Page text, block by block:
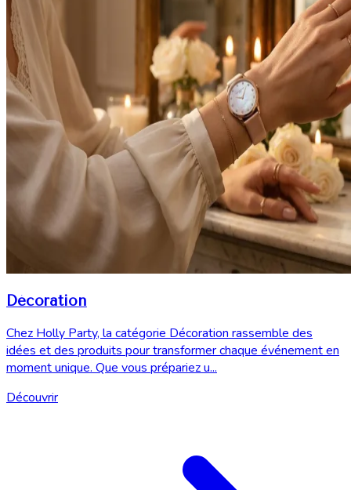
Décoration
Chez Holly Party, la catégorie Décoration rassemble des
idées et des produits pour transformer chaque événement en
moment unique. Que vous prépariez u...
Découvrir